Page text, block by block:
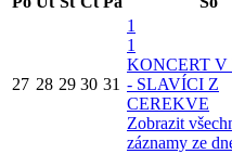
27 28 29 30 31
1
1
KONCERT
- SLAVÍCI Z
CEREKVE
Zobrazit
záznamy ze